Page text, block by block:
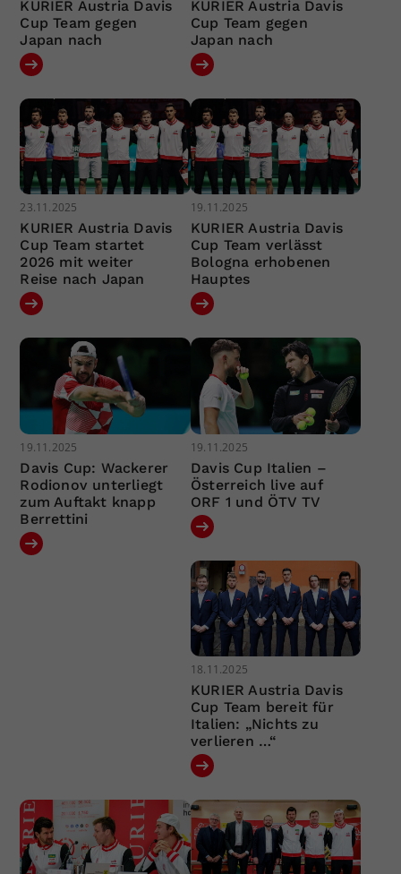
KURIER Austria Davis
Cup Team gegen
Japan nach
KURIER Austria Davis
Cup Team gegen
Japan nach
23.11.2025
KURIER Austria Davis
Cup Team startet
2026 mit weiter
Reise nach Japan
19.11.2025
KURIER Austria Davis
Cup Team verlässt
Bologna erhobenen
Hauptes
19.11.2025
Davis Cup: Wackerer
Rodionov unterliegt
zum Auftakt knapp
Berrettini
19.11.2025
Davis Cup Italien –
Österreich live auf
ORF 1 und ÖTV TV
18.11.2025
KURIER Austria Davis
Cup Team bereit für
Italien: „Nichts zu
verlieren …“